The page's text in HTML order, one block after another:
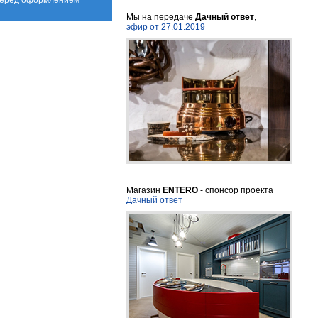
Мы на передаче Дачный ответ,
эфир от 27.01.2019
Магазин ENTERO - спонсор проекта
Дачный ответ